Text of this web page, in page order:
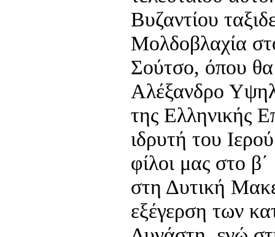
Βυζαντίου
Μολδοβλαχία
Σούτσο, όπου θα
Αλέξανδρο
της Ελληνικής
ιδρυτή του
φίλοι μας στο
στη Δυτική
εξέγερση των